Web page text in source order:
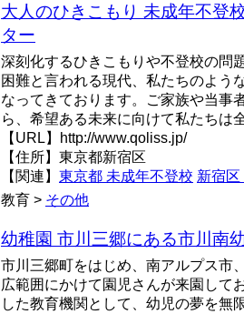
大人のひきこもり 未成年不登
ター
深刻化するひきこもりや不登校の問
困難と言われる現代、私たちのよう
なってきております。ご家族や当事
ら、希望ある未来に向けて私たちは
【URL】http://www.qoliss.jp/
【住所】東京都新宿区
【関連】 東京都 未成年不登校 新宿
教育 > その他
幼稚園 市川三郷にある市川南
市川三郷町をはじめ、南アルプス市
広範囲にかけて園児さんが来園して
した教育機関として、幼児の夢を無